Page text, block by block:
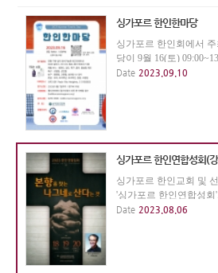
싱가포르 한인한마당
싱가포르 한인회에서
당이 9월 16(토)
hool에서 열립니다.
Date 2023.09.10
싱가포르 한인연합성회(
싱가포르 한인교회 및
'싱가포르 한인연합성
회)를 강사로 모시고 9
Date 2023.08.06